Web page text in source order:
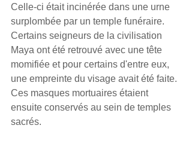
Celle-ci était incinérée dans une urne
surplombée par un temple funéraire.
Certains seigneurs de la civilisation
Maya ont été retrouvé avec une tête
momifiée et pour certains d'entre eux,
une empreinte du visage avait été faite.
Ces masques mortuaires étaient
ensuite conservés au sein de temples
sacrés.